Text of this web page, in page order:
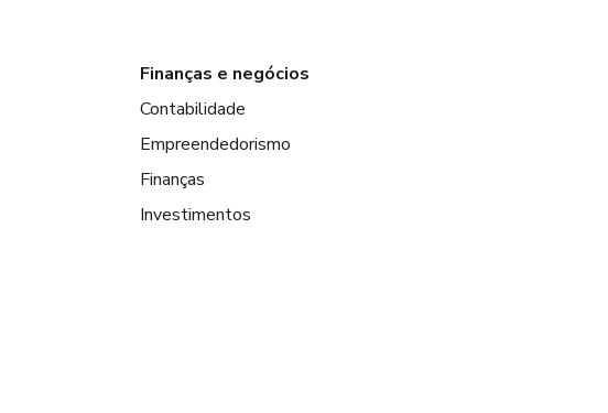
Finanças e negócios
Contabilidade
Empreendedorismo
Finanças
Investimentos